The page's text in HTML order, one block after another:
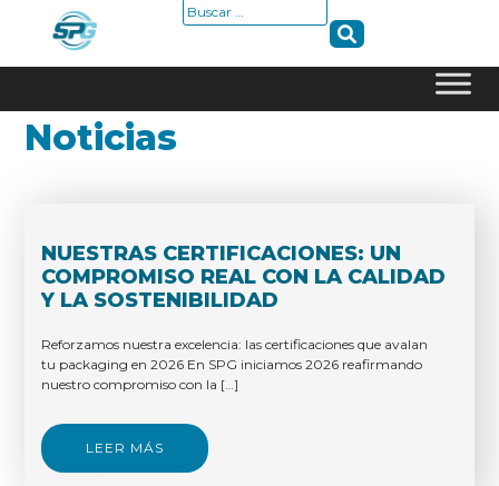
Skip
Buscar:
Noticias
NUESTRAS CERTIFICACIONES: UN
COMPROMISO REAL CON LA CALIDAD
Y LA SOSTENIBILIDAD
Reforzamos nuestra excelencia: las certificaciones que avalan
tu packaging en 2026 En SPG iniciamos 2026 reafirmando
nuestro compromiso con la […]
LEER MÁS